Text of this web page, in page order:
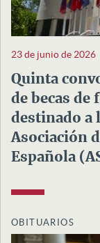
23 de junio de 2026
Quinta
de becas
destinado a
Asociación
Española
OBITUARIOS